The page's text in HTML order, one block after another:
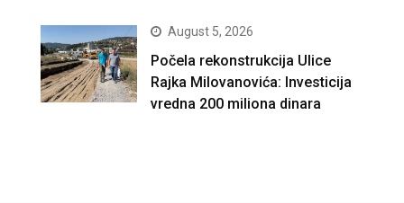
August 5, 2026
Počela rekonstrukcija Ulice
Rajka Milovanovića: Investicija
vredna 200 miliona dinara